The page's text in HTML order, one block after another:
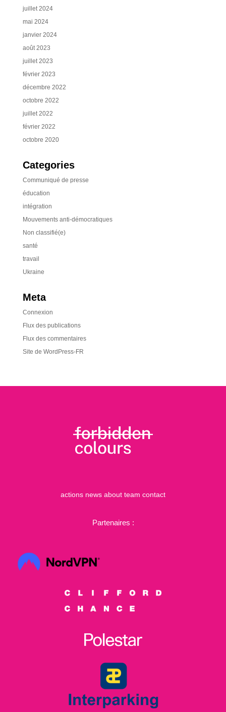
juillet 2024
mai 2024
janvier 2024
août 2023
juillet 2023
février 2023
décembre 2022
octobre 2022
juillet 2022
février 2022
octobre 2020
Categories
Communiqué de presse
éducation
intégration
Mouvements anti-démocratiques
Non classifié(e)
santé
travail
Ukraine
Meta
Connexion
Flux des publications
Flux des commentaires
Site de WordPress-FR
actions news about team contact
Partenaires :